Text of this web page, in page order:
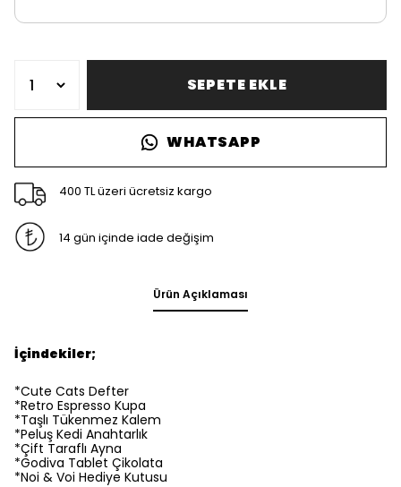
SEPETE EKLE
WHATSAPP
400 TL üzeri ücretsiz kargo
14 gün içinde iade değişim
Ürün Açıklaması
İçindekiler;
*Cute Cats Defter
*Retro Espresso Kupa
*Taşlı Tükenmez Kalem
*Peluş Kedi Anahtarlık
*Çift Taraflı Ayna
*Godiva Tablet Çikolata
*Noi & Voi Hediye Kutusu